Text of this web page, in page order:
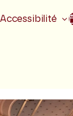
Accessibilité